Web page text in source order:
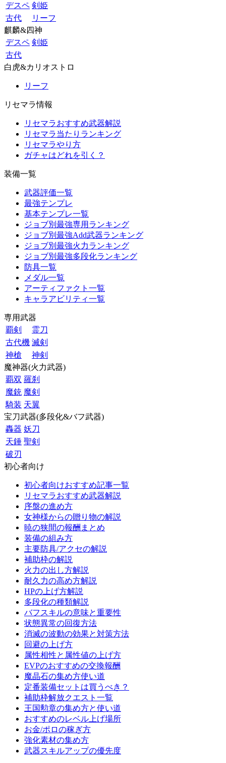
デスペ 剣姫
古代
リーフ
麒麟&四神
デスペ 剣姫
古代
白虎&カリオストロ
リーフ
リセマラ情報
リセマラおすすめ武器解説
リセマラ当たりランキング
リセマラやり方
ガチャはどれを引く？
装備一覧
武器評価一覧
最強テンプレ
基本テンプレ一覧
ジョブ別最強専用ランキング
ジョブ別最強Add武器ランキング
ジョブ別最強火力ランキング
ジョブ別最強多段化ランキング
防具一覧
メダル一覧
アーティファクト一覧
キャラアビリティ一覧
専用武器
覇剣
霊刀
古代機 滅剣
神槍
神剣
魔神器(火力武器)
覇双 羅刹
魔銃 魔剣
騎装 天翼
宝刀武器(多段化&バフ武器)
轟器 妖刀
天錘 聖剣
破刃
初心者向け
初心者向けおすすめ記事一覧
リセマラおすすめ武器解説
序盤の進め方
女神様からの贈り物の解説
暁の狭間の報酬まとめ
装備の組み方
主要防具/アクセの解説
補助枠の解説
火力の出し方解説
耐久力の高め方解説
HPの上げ方解説
多段化の種類解説
バフスキルの意味と重要性
状態異常の回復方法
消滅の波動の効果と対策方法
回避の上げ方
属性相性と属性値の上げ方
EVPのおすすめの交換報酬
魔晶石の集め方使い道
定番装備セットは買うべき？
補助枠解放クエスト一覧
王国勲章の集め方と使い道
おすすめのレベル上げ場所
お金/ポロの稼ぎ方
強化素材の集め方
武器スキルアップの優先度